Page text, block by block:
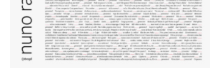
Shop FDAG
Sobre
Busca